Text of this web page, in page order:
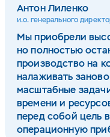
Антон Лиленко
и.о. генерального
Мы приобрели
но полностью
производство на
налаживать
масштабные
времени и
перед собой цель
операционную